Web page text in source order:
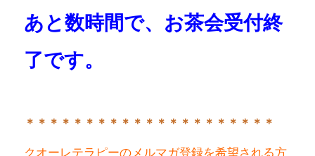
あと数時間で、お茶会受付終
了です。
＊＊＊＊＊＊＊＊＊＊＊＊＊＊＊＊＊＊＊＊＊
クオーレテラピーのメルマガ登録を希望される方